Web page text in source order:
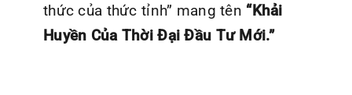
thức của thức tỉnh” mang tên “Khải
Huyền Của Thời Đại Đầu Tư Mới.”